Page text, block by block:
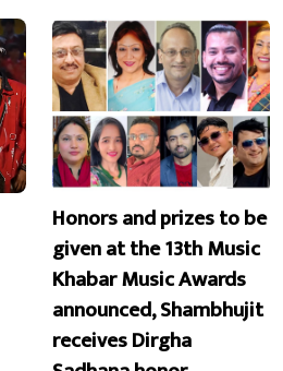
Honors and prizes to be
given at the 13th Music
Khabar Music Awards
announced, Shambhujit
receives Dirgha